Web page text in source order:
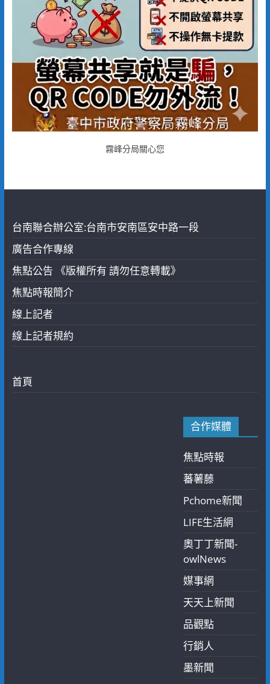
霧峰分局關心您
台南聯合辦公室:台南市安南區安中路一段
廣告合作專線
焦點公告 《版權所有 請勿任意轉載》
焦點時報簡介
線上記者
線上記者規約
首頁
合作媒體
焦點時報
蕃薯藤
Pchome新聞
LIFE生活網
奧丁丁新聞-
owlNews
媒事網
天天上新聞
品觀點
行銷人
墨新聞